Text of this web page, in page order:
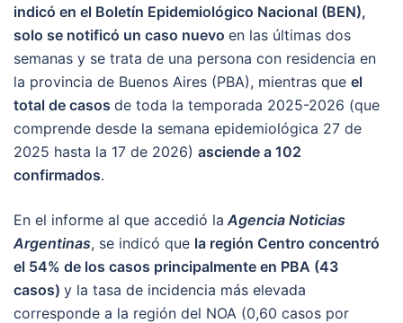
indicó en el Boletín Epidemiológico Nacional (BEN),
solo se notificó un caso nuevo en las últimas dos
semanas y se trata de una persona con residencia en
la provincia de Buenos Aires (PBA), mientras que el
total de casos de toda la temporada 2025-2026 (que
comprende desde la semana epidemiológica 27 de
2025 hasta la 17 de 2026) asciende a 102
confirmados.
En el informe al que accedió la Agencia Noticias
Argentinas, se indicó que la región Centro concentró
el 54% de los casos principalmente en PBA (43
casos) y la tasa de incidencia más elevada
corresponde a la región del NOA (0,60 casos por